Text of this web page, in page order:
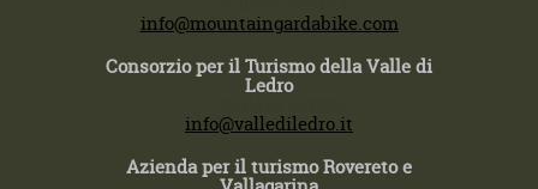
info@mountaingardabike.com
Consorzio per il Turismo della Valle di
Ledro
info@vallediledro.it
Azienda per il turismo Rovereto e